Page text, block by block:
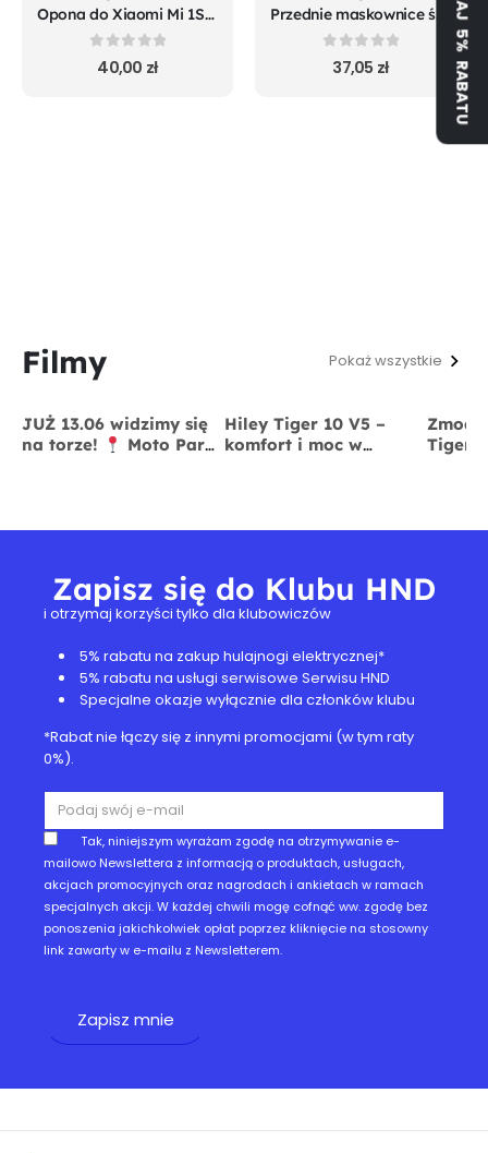
Opona do Xiaomi Mi 1S m365 Pro Mi Pro 2 Essential
out of 5
40,00 zł
Przednie maskownice śrub koła do Xiaomi m365 Pro Mi 1S Pro 2 Essential
out of 5
37,05 zł
Filmy Pokaż wszystkie
JUŻ 13.06 widzimy się
na torze!
Moto Park
Hiley Tiger 10 V5 –
komfort i moc w
Tiger
Zapisz się do Klubu HND
i otrzymaj korzyści tylko dla klubowiczów
5% rabatu na zakup hulajnogi elektrycznej*
5% rabatu na usługi serwisowe Serwisu HND
Specjalne okazje wyłącznie dla członków klubu
*Rabat nie łączy się z innymi promocjami (w tym raty
0%).
Tak, niniejszym wyrażam zgodę na otrzymywanie e-
mailowo Newslettera z informacją o produktach, usługach,
akcjach promocyjnych oraz nagrodach i ankietach w ramach
specjalnych akcji. W każdej chwili mogę cofnąć ww. zgodę bez
ponoszenia jakichkolwiek opłat poprzez kliknięcie na stosowny
link zawarty w e-mailu z Newsletterem.
ZYSKAJ 5% RABATU